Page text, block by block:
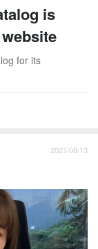
is
for its
2021/08/13